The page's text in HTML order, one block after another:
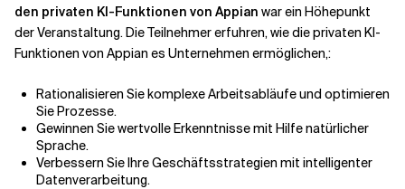
den privaten KI-Funktionen von Appian war ein Höhepunkt
der Veranstaltung. Die Teilnehmer erfuhren, wie die privaten KI-
Funktionen von Appian es Unternehmen ermöglichen,:
Rationalisieren Sie komplexe Arbeitsabläufe und optimieren
Sie Prozesse.
Gewinnen Sie wertvolle Erkenntnisse mit Hilfe natürlicher
Sprache.
Verbessern Sie Ihre Geschäftsstrategien mit intelligenter
Datenverarbeitung.